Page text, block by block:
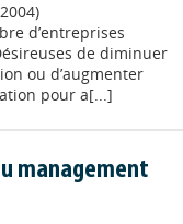
d’entreprises
de diminuer
ou d’augmenter
pour a[...]
management